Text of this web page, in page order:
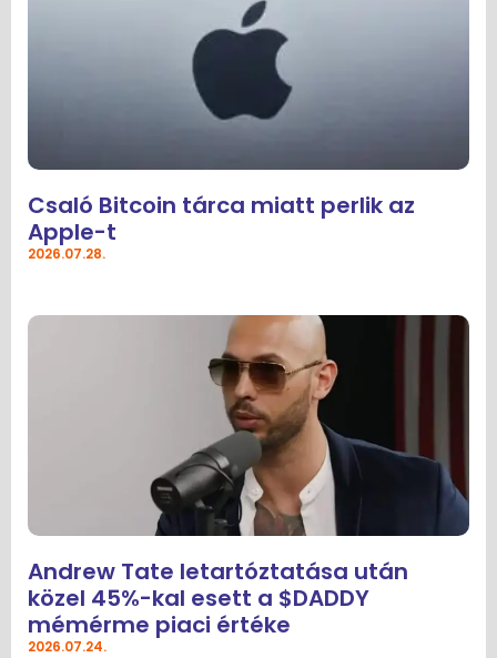
Csaló Bitcoin tárca miatt perlik az
Apple-t
2026.07.28.
Andrew Tate letartóztatása után
közel 45%-kal esett a $DADDY
mémérme piaci értéke
2026.07.24.